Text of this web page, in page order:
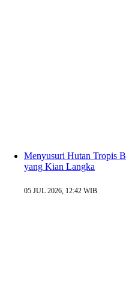
Menyusuri Hutan Tropis
yang Kian Langka
05 JUL 2026, 12:42 WIB